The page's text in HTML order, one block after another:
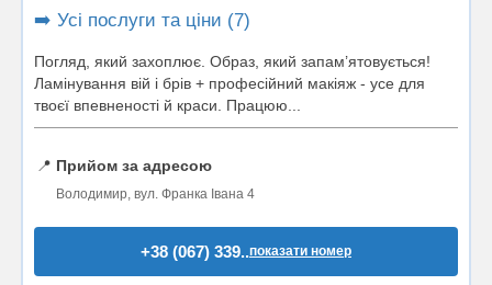
➡️ Усі послуги та ціни (7)
Погляд, який захоплює. Образ, який запам’ятовується!
Ламінування вій і брів + професійний макіяж - усе для
твоєї впевненості й краси. Працюю...
📍 Прийом за адресою
Володимир, вул. Франка Івана 4
+38 (067) 339..показати номер